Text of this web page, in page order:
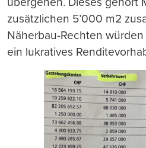
zusätzlichen 5’000 m2
Näherbau-Rechten
ein lukratives